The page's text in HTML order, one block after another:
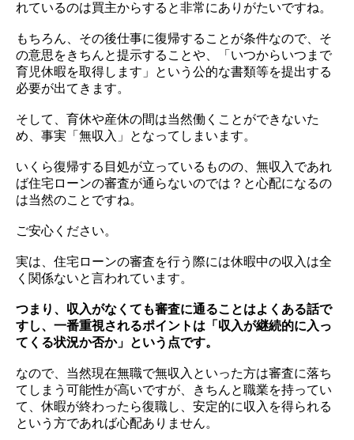
れているのは買主からすると非常にありがたいですね。
もちろん、その後仕事に復帰することが条件なので、そ
の意思をきちんと提示することや、「いつからいつまで
育児休暇を取得します」という公的な書類等を提出する
必要が出てきます。
そして、 育休や産休の間は当然働くことができないた
め、事実「無収入」となってしまいます。
いくら復帰する目処が立っているものの、無収入であれ
ば住宅ローンの審査が通らないのでは？と心配になるの
は当然のことですね。
ご安心ください。
実は、住宅ローンの審査を行う際には休暇中の収入は全
く関係ないと言われています。
つまり、収入がなくても審査に通ることはよくある話で
すし、一番重視されるポイントは「収入が継続的に入っ
てくる状況か否か」という点です。
なので、当然現在無職で無収入といった方は審査に落ち
てしまう可能性が高いですが、きちんと職業を持ってい
て、休暇が終わったら復職し、安定的に収入を得られる
という方であれば心配ありません。